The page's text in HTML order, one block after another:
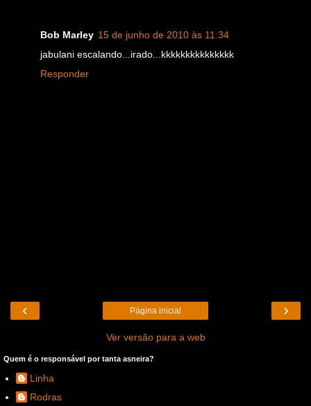
Bob Marley 15 de junho de 2010 às 11:34
jabulani escalando...irado...kkkkkkkkkkkkkkk
Responder
‹ ›
Página inicial
Ver versão para a web
Quem é o responsável por tanta asneira?
Linha
Rodras